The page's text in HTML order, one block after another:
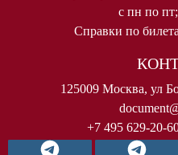
с пн по
Справки по
125009 Москва, ул
+7 495 629-20-